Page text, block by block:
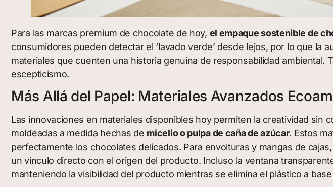
Para las marcas premium de chocolate de hoy, el empaque sostenible de
consumidores pueden detectar el ‘lavado verde’ desde lejos, por lo que la
materiales que cuenten una historia genuina de responsabilidad
escepticismo.
Más Allá del Papel: Materiales Avanzados
Las innovaciones en materiales disponibles hoy permiten la creatividad
moldeadas a medida hechas de micelio o pulpa de caña de azúcar. Estos
perfectamente los chocolates delicados. Para envolturas y mangas de
un vínculo directo con el origen del producto. Incluso la ventana
manteniendo la visibilidad del producto mientras se elimina el plástico a